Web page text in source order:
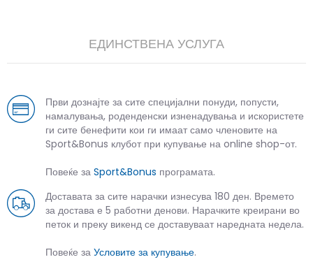
ЕДИНСТВЕНА УСЛУГА
Први дознајте за сите специјални понуди, попусти,
намалувања, роденденски изненадувања и искористете
ги сите бенефити кои ги имаат само членовите на
Sport&Bonus клубот при купување на online shop-от.
Повеќе за Sport&Bonus програмата.
Доставата за сите нарачки изнесува 180 ден. Времето
за достава е 5 работни денови. Нарачките креирани во
петок и преку викенд се доставуваат наредната недела.
Повеќе за Условите за купување.